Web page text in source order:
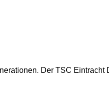
Der TSC Eintracht